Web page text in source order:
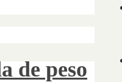
de peso